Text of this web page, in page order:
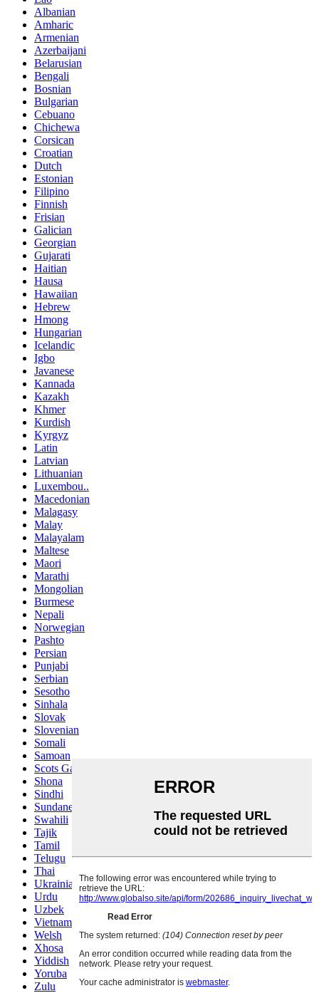
Albanian
Amharic
Armenian
Azerbaijani
Belarusian
Bengali
Bosnian
Bulgarian
Cebuano
Chichewa
Corsican
Croatian
Dutch
Estonian
Filipino
Finnish
Frisian
Galician
Georgian
Gujarati
Haitian
Hausa
Hawaiian
Hebrew
Hmong
Hungarian
Icelandic
Igbo
Javanese
Kannada
Kazakh
Khmer
Kurdish
Kyrgyz
Latin
Latvian
Lithuanian
Luxembou..
Macedonian
Malagasy
Malay
Malayalam
Maltese
Maori
Marathi
Mongolian
Burmese
Nepali
Norwegian
Pashto
Persian
Punjabi
Serbian
Sesotho
Sinhala
Slovak
Slovenian
Somali
Samoan
Scots Gaelic
Shona
Sindhi
Sundanese
Swahili
Tajik
Tamil
Telugu
Thai
Ukrainian
Urdu
Uzbek
Vietnamese
Welsh
Xhosa
Yiddish
Yoruba
Zulu